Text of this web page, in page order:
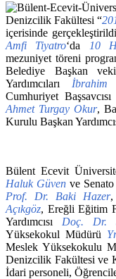
Denizcilik Fakültesi “
içerisinde
Amfi Tiyatro‘da 10
mezuniyet töreni
Belediye Başkan
Yardımcıları İbrahim
Cumhuriyet
Ahmet Turgay Okur,
Kurulu Başkan
Bülent Ecevit
Haluk Güven ve
Prof. Dr. Baki Hazer,
Açıkgöz, Ereğli Eğitim
Yardımcısı Doç. Dr.
Yüksekokul Müdürü
Meslek Yüksekokulu
Denizcilik Fakültesi ve
İdari personeli,